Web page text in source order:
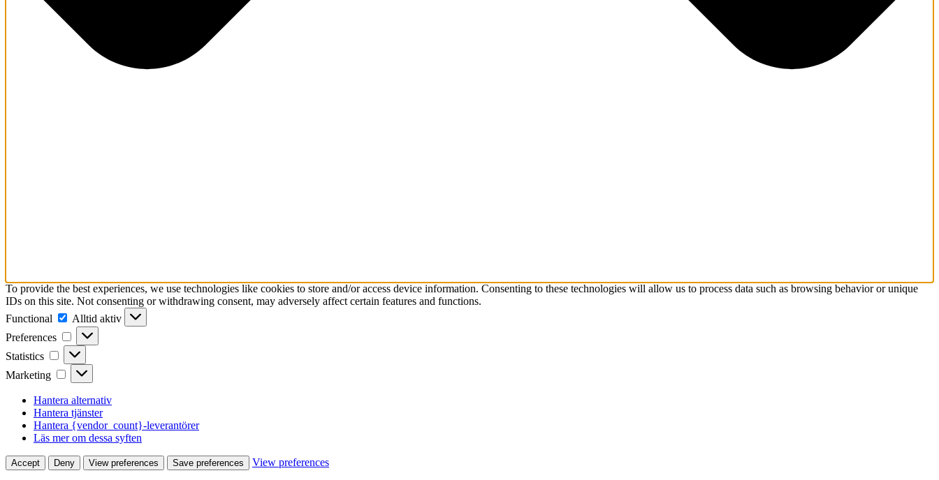
To provide the best experiences, we use technologies like cookies to store and/or access device information. Consenting to these technologies will allow us to process data such as browsing behavior or unique
IDs on this site. Not consenting or withdrawing consent, may adversely affect certain features and functions.
Functional
Functional
Alltid aktiv
Preferences
Preferences
Statistics Statistics
Marketing Marketing
Hantera alternativ
Hantera tjänster
Hantera {vendor_count}-leverantörer
Läs mer om dessa syften
Accept Deny View preferences Save preferences View preferences